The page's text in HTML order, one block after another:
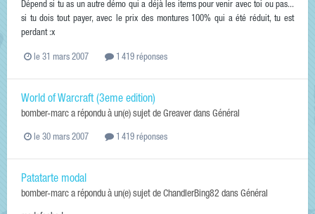
Dépend si tu as un autre démo qui a déjà les items pour venir avec toi ou pas...
si tu dois tout payer, avec le prix des montures 100% qui a été réduit, tu est
perdant :x
le 31 mars 2007 1 419 réponses
World of Warcraft (3eme edition)
bomber-marc a répondu à un(e) sujet de Greaver dans Général
le 30 mars 2007 1 419 réponses
Patatarte modal
bomber-marc a répondu à un(e) sujet de ChandlerBing82 dans Général